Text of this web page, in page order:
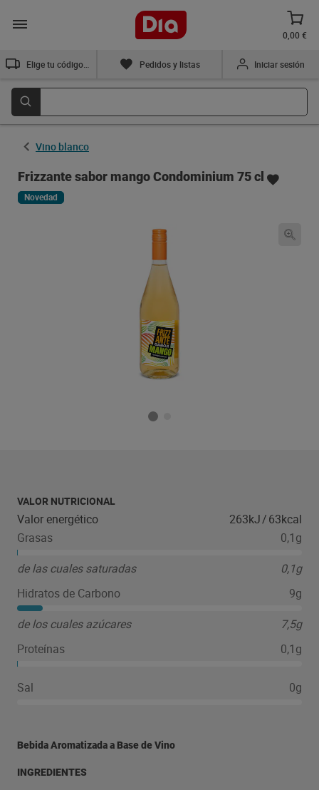
0,00 €
Pedidos y listas Iniciar sesión
Vino blanco
Frizzante sabor mango Condominium 75 cl
Novedad
VALOR NUTRICIONAL
Valor energético 263kJ/63kcal
Grasas
0,1g
de las cuales saturadas
0,1g
Hidratos de Carbono
9g
de los cuales azúcares
7,5g
Proteínas
0,1g
Sal 0g
Bebida Aromatizada a Base de Vino
INGREDIENTES